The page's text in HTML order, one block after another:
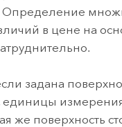
Определение
в цене на
задана
единицы
же поверхность